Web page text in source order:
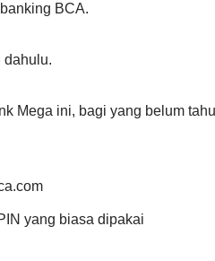
BCA.
dahulu.
Mega ini, bagi yang belum
yang biasa dipakai